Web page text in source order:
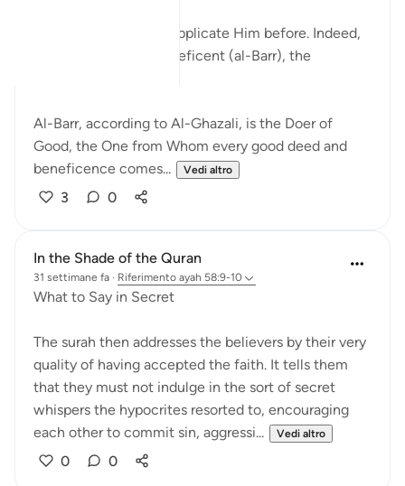
'Indeed, we used to supplicate Him before. Indeed,
it is He who is the Beneficent (al-Barr), the
Al-Barr, according to Al-Ghazali, is the Doer of
Good, the One from Whom every good deed and
beneficence comes...
Vedi altro
3 0
In the Shade of the Quran
31 settimane fa · Riferimento ayah 58:9-10
What to Say in Secret
The surah then addresses the believers by their very
quality of having accepted the faith. It tells them
that they must not indulge in the sort of secret
whispers the hypocrites resorted to, encouraging
each other to commit sin, aggressi...
Vedi altro
0 0